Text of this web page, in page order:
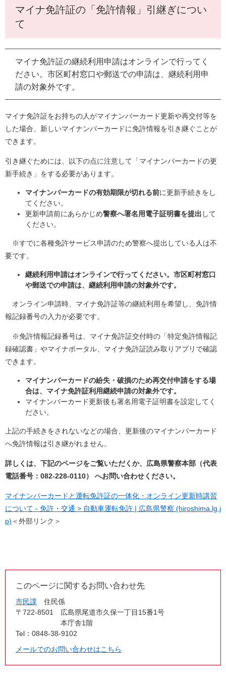
マイナ免許証の「免許情報」引継ぎについ
て
マイナ免許証の継続利用申請はオンラインで行ってく
ださい。市区町村窓口や郵送での申請は、継続利用申
請の対象外です。
マイナ免許証をお持ちの人がマイナンバーカード更新や再交付等を
した場合、新しいマイナンバーカードに免許情報を引き継ぐことが
できます。
引き継ぐためには、以下の点に注意して「マイナンバーカードの更
新手続き」をする必要があります。
マイナンバーカードの有効期限が切れる前に更新手続きをし
てください。
更新申請前にあらかじめ警察へ署名用電子証明書を提出 して
ください。
※すでに各種免許サービス申請のため警察へ提出している人は不
要です。
継続利用申請はオンラインで行ってください。市区町村窓口
や郵送での申請は、継続利用申請の対象外です。
オンライン申請時、マイナ免許証等の継続利用を希望し、免許情
報記録番号の入力が必要です。
※免許情報記録番号は、マイナ免許証交付時の「特定免許情報記
録確認書」やマイナポータル、マイナ免許証読み取りアプリで確認
できます。
マイナンバーカードの紛失・破損のため再交付申請をする場
合は、マイナ免許証利用継続申請の対象外です。
マイナンバーカード更新後も署名用電子証明書を設定してく
ださい。
上記の手続きをされないなどの場合、更新後のマイナンバーカード
へ免許情報は引き継がれません。
詳しくは、下記のページをご覧いただくか、広島県警察本部（代表
電話番号：082-228-0110） へお問い合わせください。
マイナンバーカードと運転免許証の一体化・オンライン更新時講習
について - 免許・交通 > 自動車運転免許 | 広島県警察 (hiroshima.lg.j
p) ＜外部リンク＞
このページに関するお問い合わせ先
市民課
住民係
〒722-8501
広島県尾道市久保一丁目15番1号
本庁舎1階
Tel：0848-38-9102
メールでのお問い合わせはこちら